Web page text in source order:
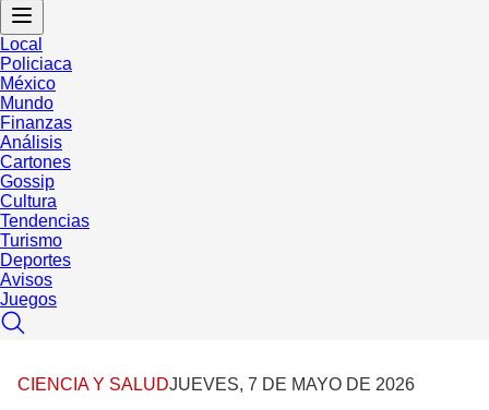
Local
Policiaca
México
Mundo
Finanzas
Análisis
Cartones
Gossip
Cultura
Tendencias
Turismo
Deportes
Avisos
Juegos
CIENCIA Y SALUDJUEVES, 7 DE MAYO DE 2026